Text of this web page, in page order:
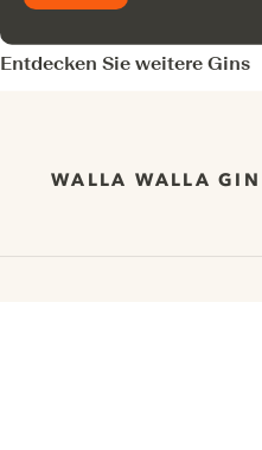
Entdecken Sie weitere Gins
WALLA WALLA GIN